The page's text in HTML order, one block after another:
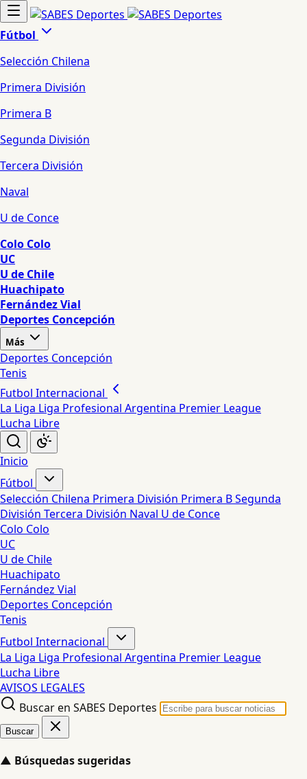
Fútbol
Selección Chilena
Primera División
Primera B
Segunda División
Tercera División
Naval
U de Conce
Colo Colo
UC
U de Chile
Huachipato
Fernández Vial
Deportes Concepción
Más
Deportes Concepción
Tenis
Futbol Internacional
La Liga Liga Profesional Argentina Premier League
Lucha Libre
Inicio
Fútbol
Selección Chilena Primera División Primera BSegunda
División Tercera División Naval U de Conce
Colo Colo
UC
U de Chile
Huachipato
Fernández Vial
Deportes Concepción
Tenis
Futbol Internacional
La Liga Liga Profesional Argentina Premier League
Lucha Libre
AVISOS LEGALES
Buscar en SABES Deportes
Buscar
▲ Búsquedas sugeridas